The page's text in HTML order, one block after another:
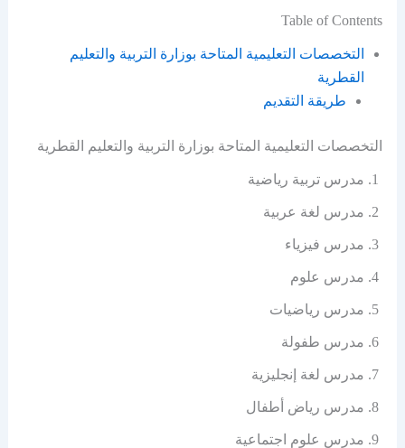
Table of Contents
التخصصات التعليمية المتاحة بوزارة التربية والتعليم
القطرية
طريقة التقديم
التخصصات التعليمية المتاحة بوزارة التربية والتعليم القطرية
مدرس تربية رياضية
مدرس لغة عربية
مدرس فيزياء
مدرس علوم
مدرس رياضيات
مدرس طفولة
مدرس لغة إنجليزية
مدرس رياض أطفال
مدرس علوم اجتماعية